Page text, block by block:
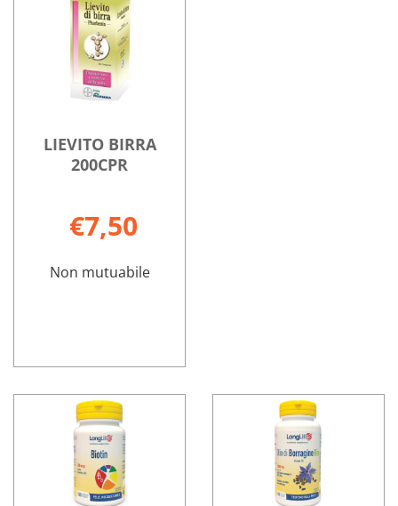
LIEVITO BIRRA
200CPR
€7,50
Non mutuabile
BIRRA
200CPR non
è
disponibile
su LIEVITO
BIRRA
200CPR